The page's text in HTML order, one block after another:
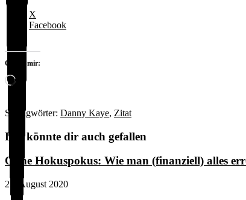
X
Facebook
Gefällt mir:
Wird
Schlagwörter: Danny Kaye, Zitat
Das könnte dir auch gefallen
Ohne Hokuspokus: Wie man (finanziell) alles
25. August 2020